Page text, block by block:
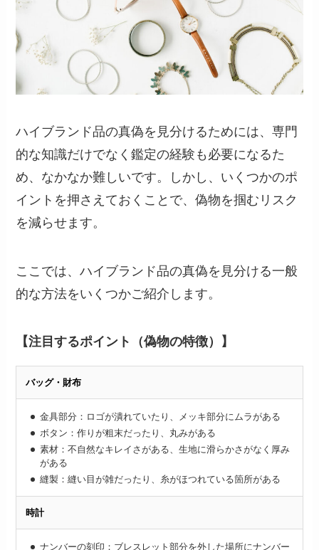
ハイブランド品の真偽を見分けるためには、専門
的な知識だけでなく鑑定の経験も必要になるた
め、なかなか難しいです。しかし、いくつかのポ
イントを押さえておくことで、偽物を掴むリスク
を減らせます。
ここでは、ハイブランド品の真偽を見分ける一般
的な方法をいくつかご紹介します。
【注目するポイント（偽物の特徴）】
バッグ・財布
金具部分：ロゴが潰れていたり、メッキ部分にムラがある
ボタン：作りが粗末だったり、丸みがある
素材：不自然なキレイさがある、生地に滑らかさがなく厚み
がある
縫製：縫い目が雑だったり、糸がほつれている箇所がある
時計
ナンバーの刻印：ブレスレット部分を外した場所にナンバー